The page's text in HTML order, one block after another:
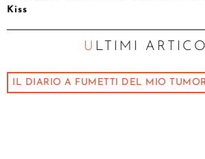
Kiss
ULTIMI
IL DIARIO A FUMETTI DEL MIO